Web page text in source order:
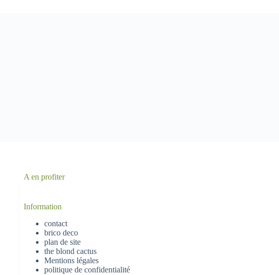
A en profiter
Information
contact
brico deco
plan de site
the blond cactus
Mentions légales
politique de confidentialité